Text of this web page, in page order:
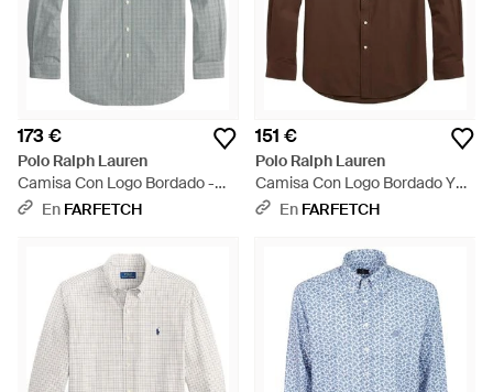
173 €
Polo Ralph Lauren
Camisa Con Logo Bordado -
GrisEn FARFETCH
151 €
Polo Ralph Lauren
Camisa Con Logo Bordado Y
Botones - Marrón
En FARFETCH